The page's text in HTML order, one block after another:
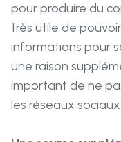
pour produire du
très utile de
informations pour
une raison
important de ne
les réseaux sociaux.